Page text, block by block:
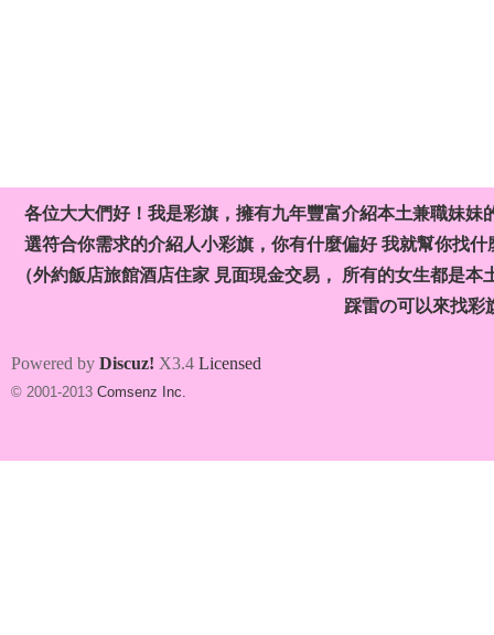
各位大大們好！我是彩旗，擁有九年豐富介紹本土兼職妹
選符合你需求的介紹人小彩旗，你有什麼偏好 我就幫你找
（外約飯店旅館酒店住家 見面現金交易， 所有的女生都是
踩雷の可以來找彩
Powered by Discuz! X3.4 Licensed
© 2001-2013 Comsenz Inc.